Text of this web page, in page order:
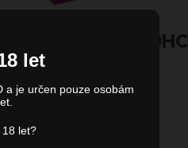
let
a je určen pouze osobám
let?
- Extreemly - T9HC
200,00Kč